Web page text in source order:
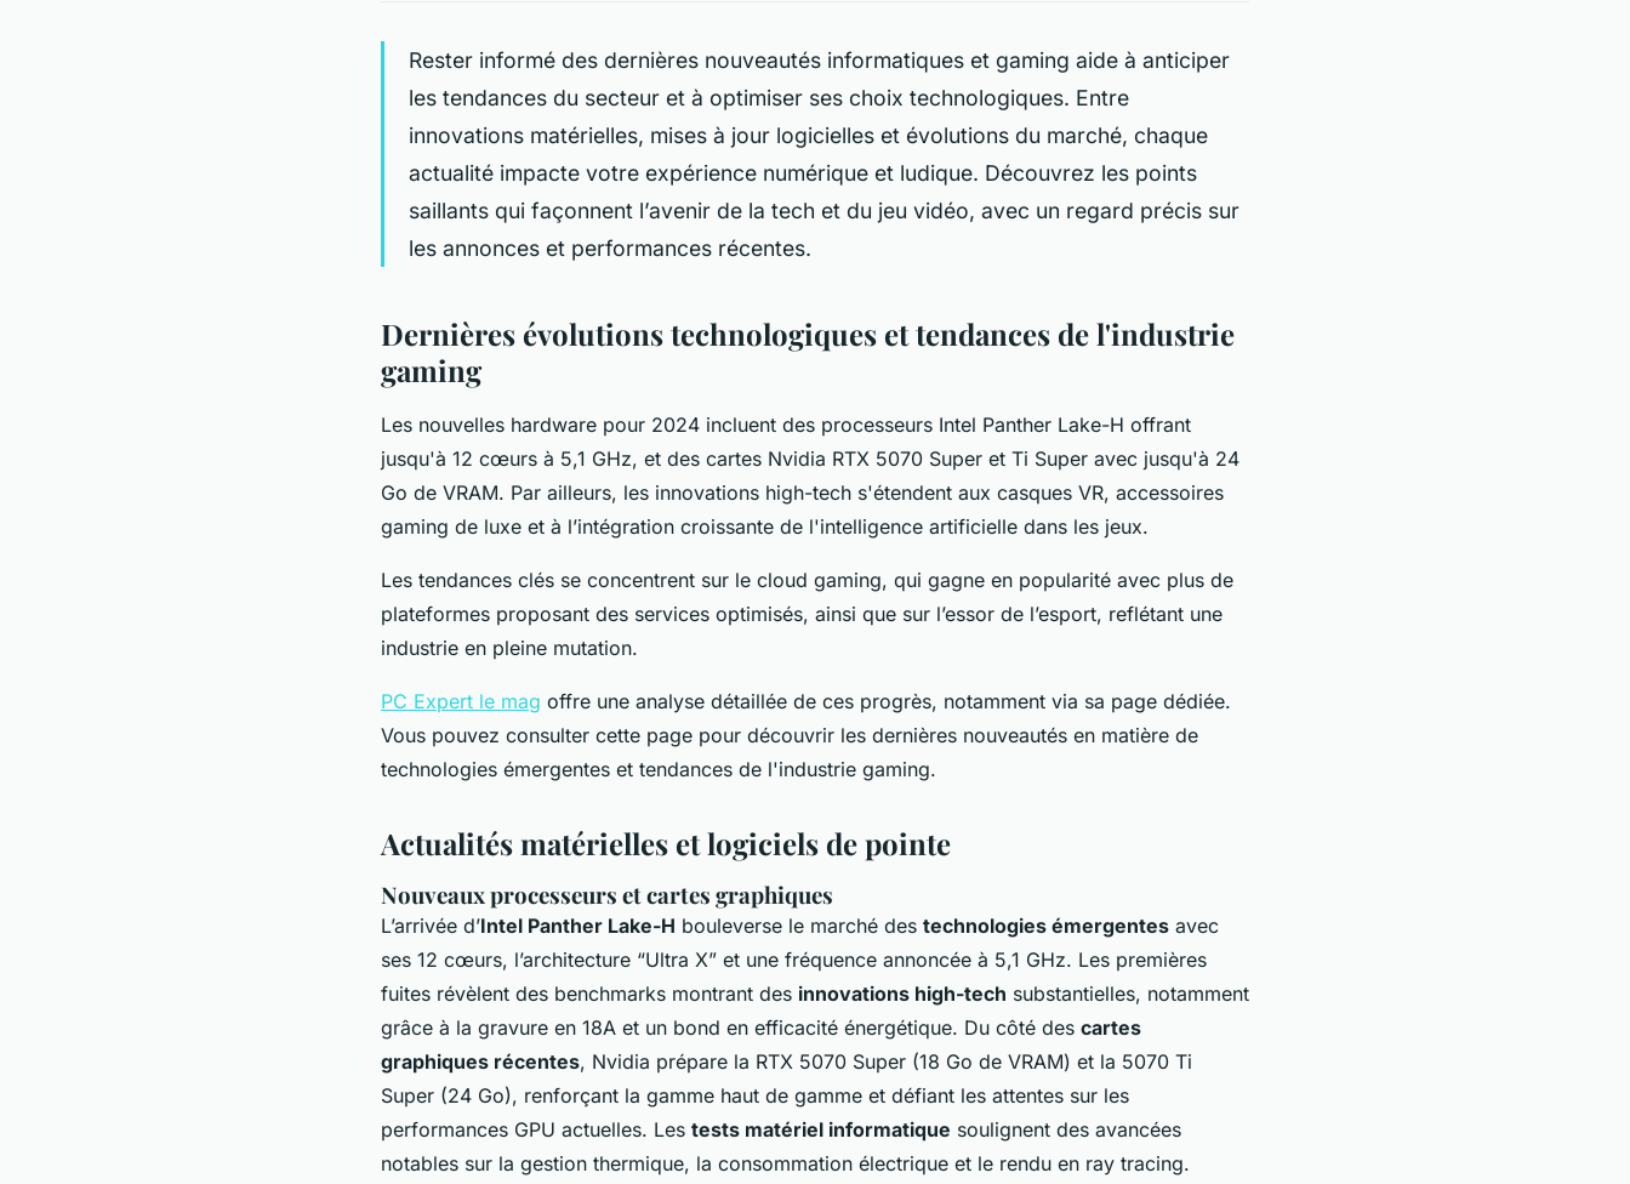
Rester informé des dernières nouveautés informatiques et gaming aide à anticiper
les tendances du secteur et à optimiser ses choix technologiques. Entre
innovations matérielles, mises à jour logicielles et évolutions du marché, chaque
actualité impacte votre expérience numérique et ludique. Découvrez les points
saillants qui façonnent l’avenir de la tech et du jeu vidéo, avec un regard précis sur
les annonces et performances récentes.
Dernières évolutions technologiques et tendances de l'industrie
gaming
Les nouvelles hardware pour 2024 incluent des processeurs Intel Panther Lake-H offrant
jusqu'à 12 cœurs à 5,1 GHz, et des cartes Nvidia RTX 5070 Super et Ti Super avec jusqu'à 24
Go de VRAM. Par ailleurs, les innovations high-tech s'étendent aux casques VR, accessoires
gaming de luxe et à l’intégration croissante de l'intelligence artificielle dans les jeux.
Les tendances clés se concentrent sur le cloud gaming, qui gagne en popularité avec plus de
plateformes proposant des services optimisés, ainsi que sur l’essor de l’esport, reflétant une
industrie en pleine mutation.
PC Expert le mag offre une analyse détaillée de ces progrès, notamment via sa page dédiée.
Vous pouvez consulter cette page pour découvrir les dernières nouveautés en matière de
technologies émergentes et tendances de l'industrie gaming.
Actualités matérielles et logiciels de pointe
Nouveaux processeurs et cartes graphiques
L’arrivée d’Intel Panther Lake-H bouleverse le marché des technologies émergentes avec
ses 12 cœurs, l’architecture “Ultra X” et une fréquence annoncée à 5,1 GHz. Les premières
fuites révèlent des benchmarks montrant des innovations high-tech substantielles, notamment
grâce à la gravure en 18A et un bond en efficacité énergétique. Du côté des cartes
graphiques récentes, Nvidia prépare la RTX 5070 Super (18 Go de VRAM) et la 5070 Ti
Super (24 Go), renforçant la gamme haut de gamme et défiant les attentes sur les
performances GPU actuelles. Les tests matériel informatique soulignent des avancées
notables sur la gestion thermique, la consommation électrique et le rendu en ray tracing.